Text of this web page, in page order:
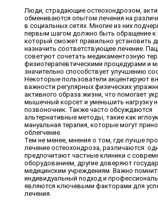
Люди, страдающие остеохондрозом,
обмениваются опытом лечения на
в социальных сетях. Многие из них
первым шагом должно быть обращение к
который сможет правильно установить
назначить соответствующее лечение.
советуют сочетать медикаментозную
физиотерапевтическими процедурами и
значительно способствует улучшению
Некоторые пользователи акцентируют
важности регулярных физических
активного образа жизни, что помогает
мышечный корсет и уменьшить нагрузку
позвоночник. Также часто обсуждаются
альтернативные методы, такие как
мануальная терапия, которые могут
облегчение.
Тем не менее, мнения о том, где лучше
лечение остеохондроза, различаются:
предпочитают частные клиники с
оборудованием, другие доверяют
медицинским учреждениям. Важно
индивидуальный подход и
являются ключевыми факторами для
лечения.